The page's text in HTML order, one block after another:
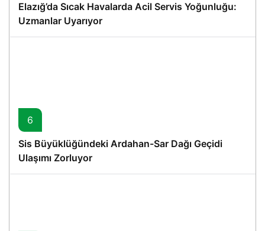
Elazığ’da Sıcak Havalarda Acil Servis Yoğunluğu:
Uzmanlar Uyarıyor
6
Sis Büyüklüğündeki Ardahan-Sar Dağı Geçidi
Ulaşımı Zorluyor